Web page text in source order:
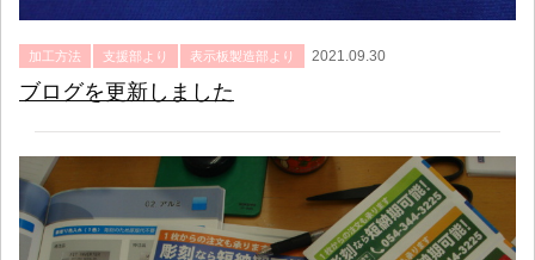
加工方法 支援部より 表示板製造部より 2021.09.30
ブログを更新しました